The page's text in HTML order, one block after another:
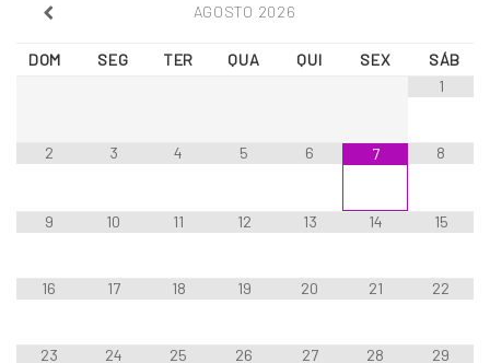
AGOSTO 2026
DOM SEG TER QUA QUI SEX
SÁB
1
2 3 4 5 6 7 8
9 10 11 12 13 14 15
16 17 18 19 20 21 22
23 24 25 26 27 28 29